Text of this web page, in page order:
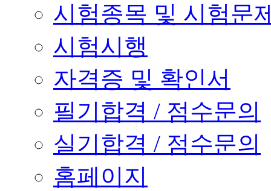
시험종목 및 시험문
시험시행
자격증 및 확인서
필기합격 / 점수문의
실기합격 / 점수문의
홈페이지